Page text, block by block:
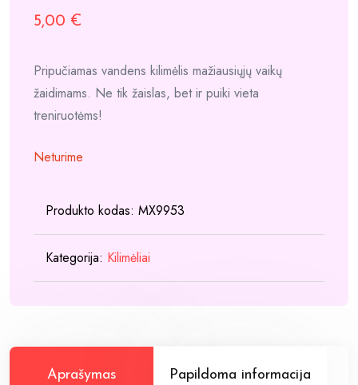
5,00 €
Pripučiamas vandens kilimėlis mažiausiųjų vaikų
žaidimams. Ne tik žaislas, bet ir puiki vieta
treniruotėms!
Neturime
Produkto kodas: MX9953
Kategorija: Kilimėliai
Aprašymas Papildoma informacija